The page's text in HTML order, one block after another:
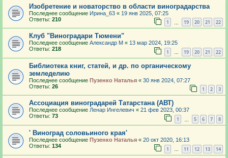
Изобретение и новаторство в области виноградарства
Последнее сообщение Ирина_63 « 19 янв 2025, 07:25
Ответы: 210 1 19 20 21 22
Клуб "Виноградари Тюмени"
Последнее сообщение Александр М « 13 мар 2024, 19:25
Ответы: 218 1 … 19 20 21 22
Библиотека книг, статей, и др. по органическому
земледелию
Последнее сообщение Пузенко Наталья « 30 янв 2024, 07:27
Ответы: 26 1 2 3
Ассоциация виноградарей Татарстана (АВТ)
Последнее сообщение Ленар Ингелевич « 21 фев 2023, 00:37
Ответы: 73 1 5 6 7 8
' Виноград соловьиного края'
Последнее сообщение Пузенко Наталья « 20 окт 2020, 16:13
Ответы: 134 1 … 11 12 13 14